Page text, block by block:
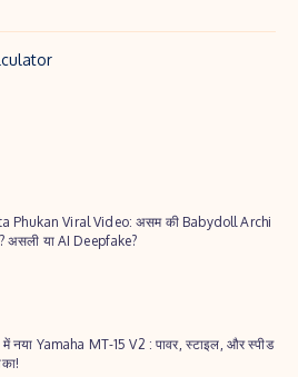
Phukan Viral Video: असम की Babydoll Archi
असली या AI Deepfake?
नया Yamaha MT-15 V2 : पावर, स्टाइल, और स्पीड